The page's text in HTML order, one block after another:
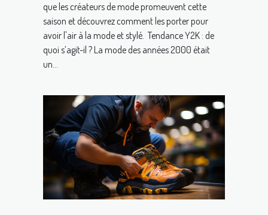
que les créateurs de mode promeuvent cette
saison et découvrez comment les porter pour
avoir l'air à la mode et stylé. Tendance Y2K : de
quoi s’agit-il ? La mode des années 2000 était
un...